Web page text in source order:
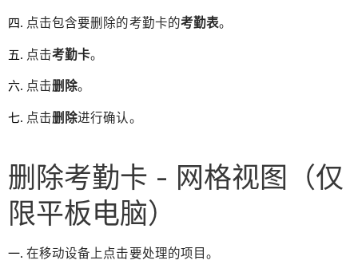
点击包含要删除的考勤卡的考勤表。
点击考勤卡。
点击删除。
点击删除进行确认。
删除考勤卡 - 网格视图（仅
限平板电脑）
在移动设备上点击要处理的项目。